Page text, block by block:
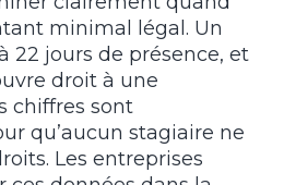
minimal légal. Un
22 jours de présence, et
droit à une
chiffres sont
qu’aucun stagiaire ne
Les entreprises